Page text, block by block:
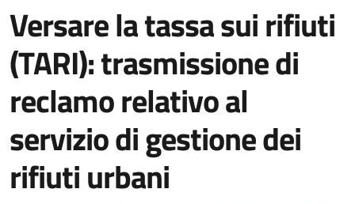
Versare la tassa sui rifiuti
(TARI): trasmissione di
reclamo relativo al
servizio di gestione dei
rifiuti urbani